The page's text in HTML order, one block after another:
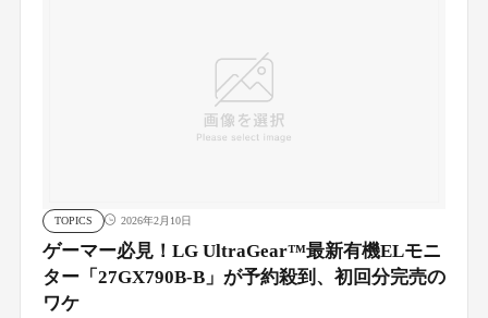
TOPICS 2026年2月10日
ゲーマー必見！LG UltraGear™最新有機ELモニ
ター「27GX790B-B」が予約殺到、初回分完売の
ワケ